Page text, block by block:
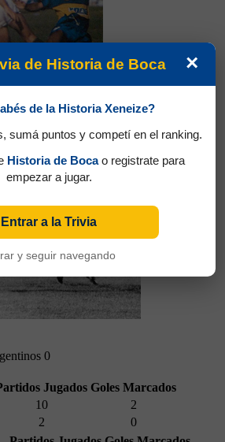
0
0
Jugados Goles Marcados
10
2
2
0
×
de Historia de Boca
de la Historia Xeneize?
sumá puntos y competí en el ranking.
Historia de Bocao registrate para
empezar a jugar.
Entrar a la Trivia
y seguir navegando